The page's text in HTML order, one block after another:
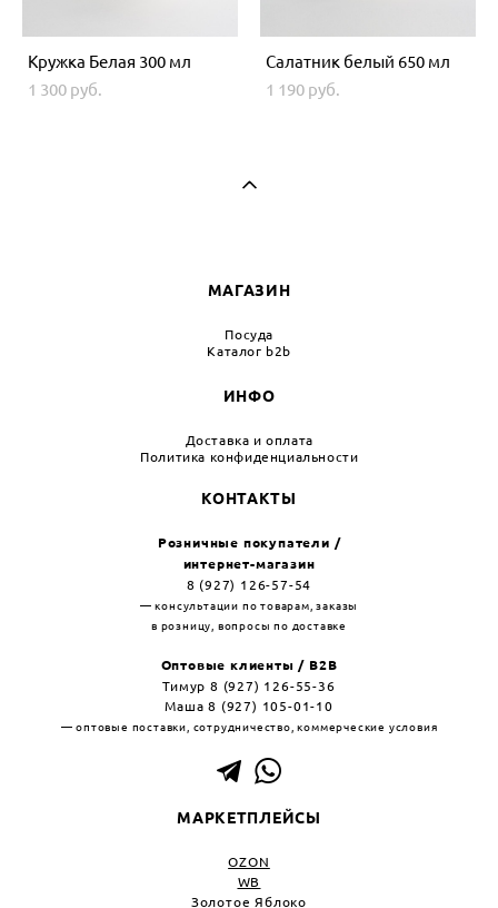
Кружка Белая 300 мл
1 300 pуб.
Салатник белый 650 мл
1 190 pуб.
МАГАЗИН
Посуда
Каталог b2b
ИНФО
Доставка и оплата
Политика конфиденциальности
КОНТАКТЫ
Розничные покупатели /
интернет-магазин
8 (927) 126-57-54
— консультации по товарам, заказы
в розницу, вопросы по доставке
Оптовые клиенты / B2B
Тимур 8 (927) 126-55-36
Маша 8 (927) 105-01-10
— оптовые поставки, сотрудничество, коммерческие условия
МАРКЕТПЛЕЙСЫ
OZON
WB
Золотое Яблоко